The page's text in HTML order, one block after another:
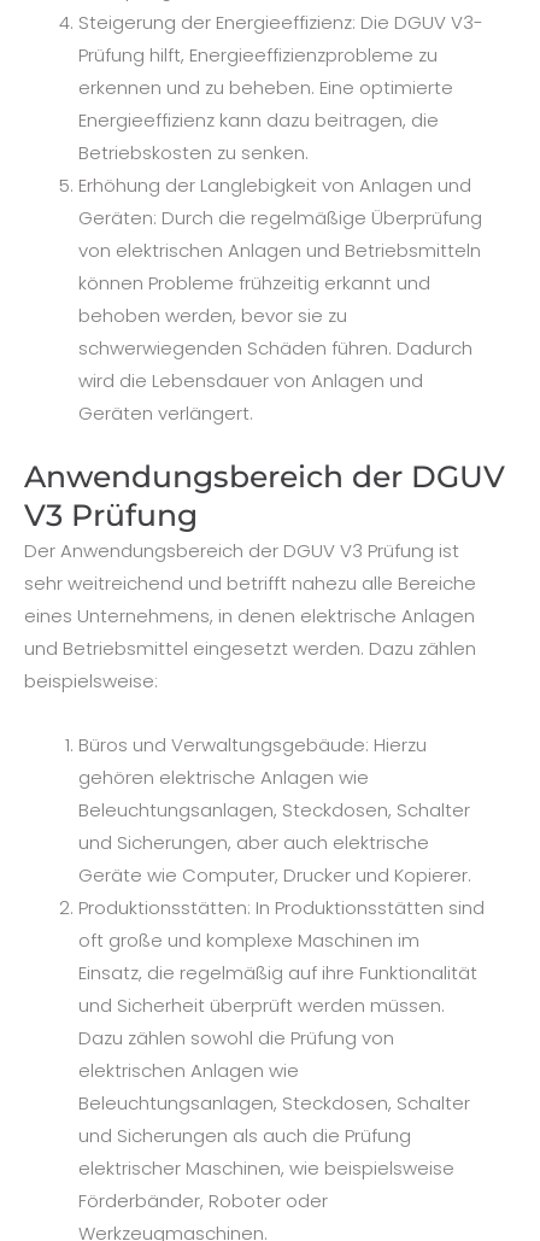
Steigerung der Energieeffizienz: Die DGUV V3-
Prüfung hilft, Energieeffizienzprobleme zu
erkennen und zu beheben. Eine optimierte
Energieeffizienz kann dazu beitragen, die
Betriebskosten zu senken.
Erhöhung der Langlebigkeit von Anlagen und
Geräten: Durch die regelmäßige Überprüfung
von elektrischen Anlagen und Betriebsmitteln
können Probleme frühzeitig erkannt und
behoben werden, bevor sie zu
schwerwiegenden Schäden führen. Dadurch
wird die Lebensdauer von Anlagen und
Geräten verlängert.
Anwendungsbereich der DGUV
V3 Prüfung
Der Anwendungsbereich der DGUV V3 Prüfung ist
sehr weitreichend und betrifft nahezu alle Bereiche
eines Unternehmens, in denen elektrische Anlagen
und Betriebsmittel eingesetzt werden. Dazu zählen
beispielsweise:
Büros und Verwaltungsgebäude: Hierzu
gehören elektrische Anlagen wie
Beleuchtungsanlagen, Steckdosen, Schalter
und Sicherungen, aber auch elektrische
Geräte wie Computer, Drucker und Kopierer.
Produktionsstätten: In Produktionsstätten sind
oft große und komplexe Maschinen im
Einsatz, die regelmäßig auf ihre Funktionalität
und Sicherheit überprüft werden müssen.
Dazu zählen sowohl die Prüfung von
elektrischen Anlagen wie
Beleuchtungsanlagen, Steckdosen, Schalter
und Sicherungen als auch die Prüfung
elektrischer Maschinen, wie beispielsweise
Förderbänder, Roboter oder
Werkzeugmaschinen.